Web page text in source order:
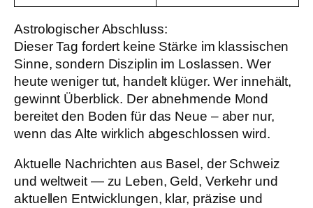
Astrologischer Abschluss:
Dieser Tag fordert keine Stärke im klassischen
Sinne, sondern Disziplin im Loslassen. Wer
heute weniger tut, handelt klüger. Wer innehält,
gewinnt Überblick. Der abnehmende Mond
bereitet den Boden für das Neue – aber nur,
wenn das Alte wirklich abgeschlossen wird.
Aktuelle Nachrichten aus Basel, der Schweiz
und weltweit — zu Leben, Geld, Verkehr und
aktuellen Entwicklungen, klar, präzise und